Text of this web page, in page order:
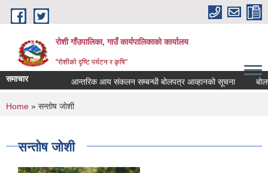
Skip to main content
रोशी गाँउपालिका, गाउँ कार्यपालिकाको कार्यालय
"रोशीको दृष्टि पर्यटन र कृषि"
समाचार आन्तरिक आय संकलन सम्बन्धी बोलपत्र आव्हानको सूचना
You are here
Home » सन्तोष जोशी
सन्तोष जोशी